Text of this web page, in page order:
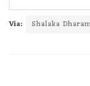
Via: Shalaka